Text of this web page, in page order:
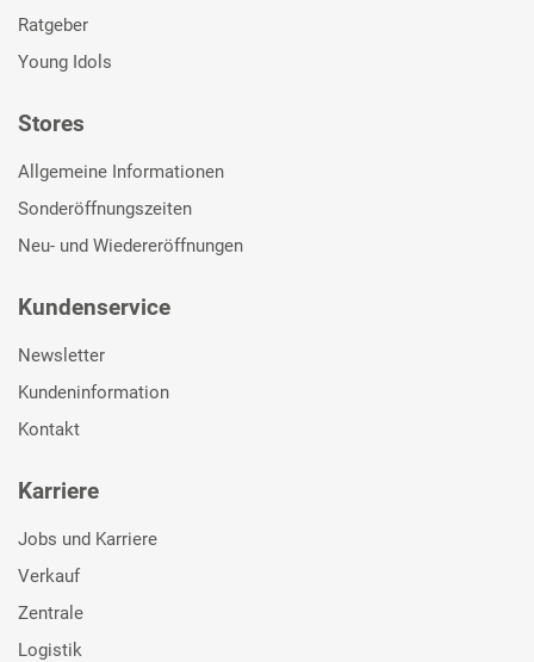
Ratgeber
Young Idols
Stores
Allgemeine Informationen
Sonderöffnungszeiten
Neu- und Wiedereröffnungen
Kundenservice
Newsletter
Kundeninformation
Kontakt
Karriere
Jobs und Karriere
Verkauf
Zentrale
Logistik